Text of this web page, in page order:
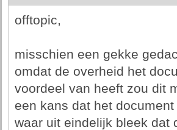
offtopic,
misschien een gekke
omdat de overheid het
voordeel van heeft zou dit
een kans dat het
waar uit eindelijk bleek dat